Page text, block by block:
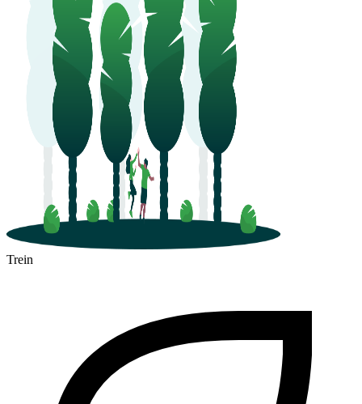
Trein